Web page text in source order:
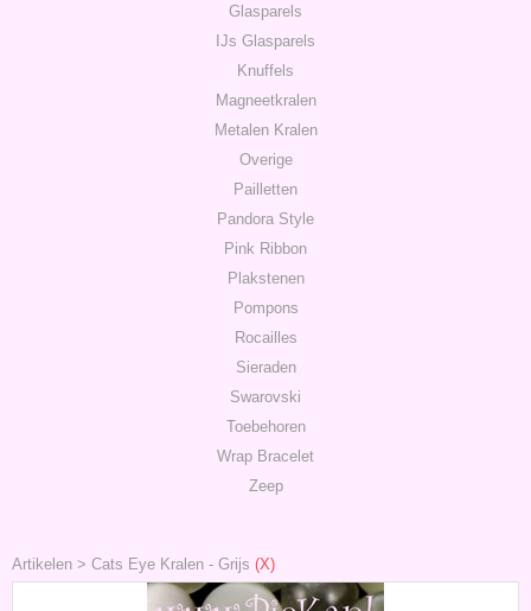
Glasparels
IJs Glasparels
Knuffels
Magneetkralen
Metalen Kralen
Overige
Pailletten
Pandora Style
Pink Ribbon
Plakstenen
Pompons
Rocailles
Sieraden
Swarovski
Toebehoren
Wrap Bracelet
Zeep
Artikelen > Cats Eye Kralen - Grijs (X)